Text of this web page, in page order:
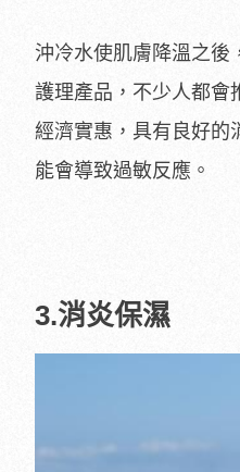
沖冷水使肌膚降溫之後
護理產品，不少人都會
經濟實惠，具有良好的
能會導致過敏反應。
3.消炎保濕